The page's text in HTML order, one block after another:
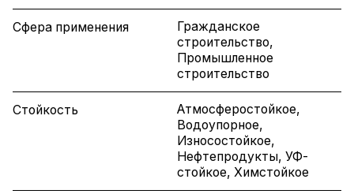
Сфера применения
Гражданское
строительство,
Промышленное
строительство
Стойкость
Атмосферостойкое,
Водоупорное,
Износостойкое,
Нефтепродукты, УФ-
стойкое, Химстойкое